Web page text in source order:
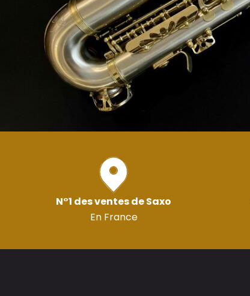
N°1 des ventes de Saxo
En France